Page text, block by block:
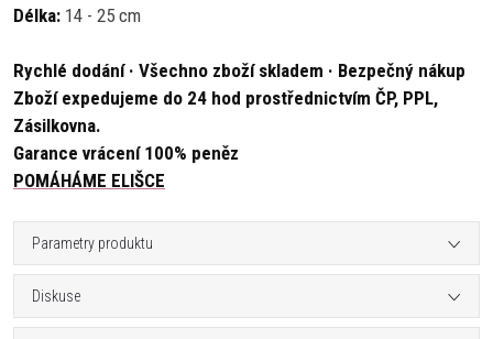
Délka: 14 - 25 cm
Rychlé dodání · Všechno zboží skladem · Bezpečný nákup
Zboží expedujeme do 24 hod prostřednictvím ČP, PPL,
Zásilkovna.
Garance vrácení 100% peněz
POMÁHÁME ELIŠCE
Parametry produktu
Diskuse